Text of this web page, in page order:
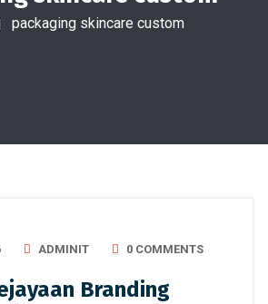
packaging skincare custom
ADMINIT 0 COMMENTS
Branding